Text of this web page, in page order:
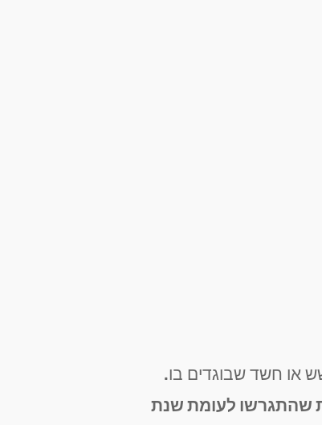
או חשד שבוגדים בו.
הרבני, בשנת 2023 נרשמה ירידה באחוז הגירושין בחיפה עם 335 זוגות שהתגרשו לעומת שנת